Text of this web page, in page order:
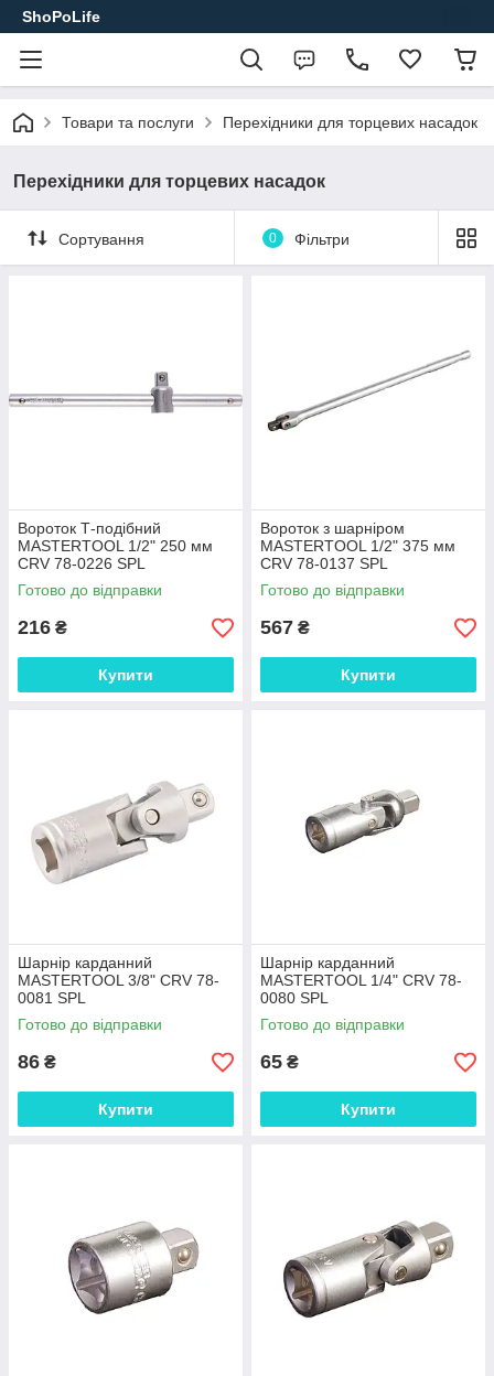
ShoPoLife
Товари та послуги Перехідники для торцевих насадок
Перехідники для торцевих насадок
Сортування 0 Фільтри
Вороток Т-подібний
MASTERTOOL 1/2" 250 мм
CRV 78-0226 SPL
Готово до відправки
216 ₴
Купити
Вороток з шарніром
MASTERTOOL 1/2" 375 мм
CRV 78-0137 SPL
Готово до відправки
567 ₴
Купити
Шарнір карданний
MASTERTOOL 3/8" CRV 78-
0081 SPL
Готово до відправки
86 ₴
Купити
Шарнір карданний
MASTERTOOL 1/4" CRV 78-
0080 SPL
Готово до відправки
65 ₴
Купити